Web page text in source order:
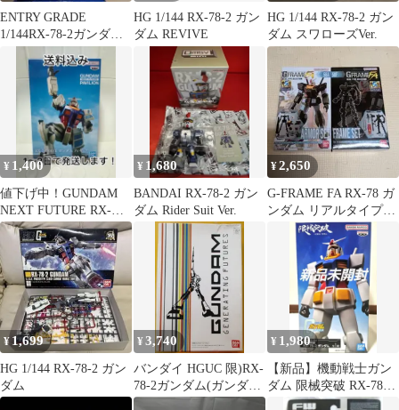
ENTRY GRADE
1/144RX-78-2ガンダム
ソリッドクリアリバー
HG 1/144 RX-78-2 ガン
ダム REVIVE
HG 1/144 RX-78-2 ガン
ダム スワローズVer.
¥ 1,400
値下げ中！GUNDAM
NEXT FUTURE RX-
78F00/E フィギュア
¥ 1,680
BANDAI RX-78-2 ガン
ダム Rider Suit Ver.
¥2,650
G-FRAME FA RX-78 ガ
ンダム リアルタイプカ
ラー 未開封
¥ 1,699
HG 1/144 RX-78-2 ガン
ダム
¥3,740
バンダイ HGUC 限)RX-
78-2ガンダム(ガンダム
展限定クリアカラーバ
¥ 1,980
【新品】機動戦士ガン
ダム 限械突破 RX-78-2
ガンダム フィギュア